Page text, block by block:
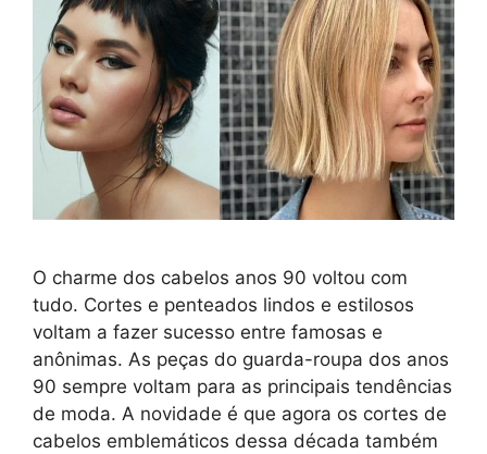
O charme dos cabelos anos 90 voltou com
tudo. Cortes e penteados lindos e estilosos
voltam a fazer sucesso entre famosas e
anônimas. As peças do guarda-roupa dos anos
90 sempre voltam para as principais tendências
de moda. A novidade é que agora os cortes de
cabelos emblemáticos dessa década também